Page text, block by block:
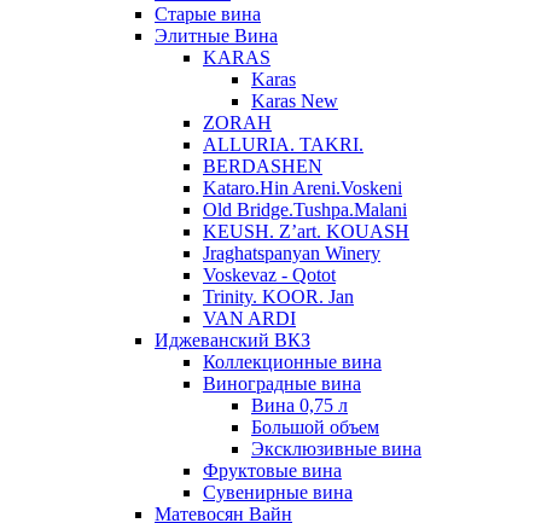
Старые вина
Элитные Вина
KARAS
Karas
Karas New
ZORAH
ALLURIA. TAKRI.
BERDASHEN
Kataro.Hin Areni.Voskeni
Old Bridge.Tushpa.Malani
KEUSH. Z’art. KOUASH
Jraghatspanyan Winery
Voskevaz - Qotot
Trinity. KOOR. Jan
VAN ARDI
Иджеванский ВКЗ
Коллекционные вина
Виноградные вина
Вина 0,75 л
Большой объем
Эксклюзивные вина
Фруктовые вина
Cувенирные вина
Матевосян Вайн